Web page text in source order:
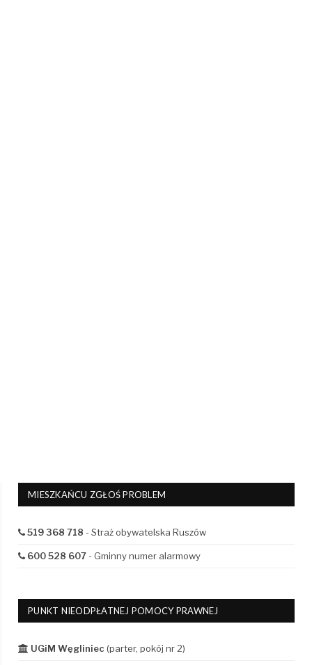
MIESZKAŃCU ZGŁOŚ PROBLEM
519 368 718 - Straż obywatelska Ruszów
600 528 607- Gminny numer alarmowy
PUNKT NIEODPŁATNEJ POMOCY PRAWNEJ
UGiM Węgliniec (parter, pokój nr 2)